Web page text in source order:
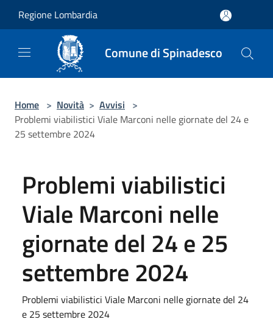
Regione Lombardia
Comune di Spinadesco
Home > Novità > Avvisi >
Problemi viabilistici Viale Marconi nelle giornate del 24 e
25 settembre 2024
Problemi viabilistici
Viale Marconi nelle
giornate del 24 e 25
settembre 2024
Problemi viabilistici Viale Marconi nelle giornate del 24
e 25 settembre 2024